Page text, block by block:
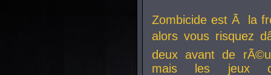
Zombicide est Ã la
alors vous risquez
deux avant de
mais les jeux